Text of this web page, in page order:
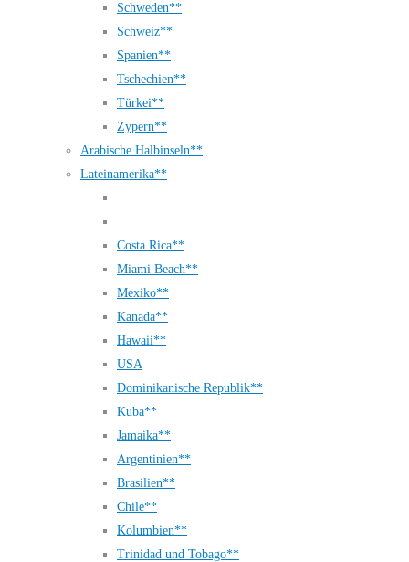
Schweden**
Schweiz**
Spanien**
Tschechien**
Türkei**
Zypern**
Arabische Halbinseln**
Lateinamerika**
Costa Rica**
Miami Beach**
Mexiko**
Kanada**
Hawaii**
USA
Dominikanische Republik**
Kuba**
Jamaika**
Argentinien**
Brasilien**
Chile**
Kolumbien**
Trinidad und Tobago**